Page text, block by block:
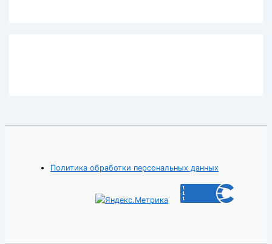
Политика обработки персональных данных